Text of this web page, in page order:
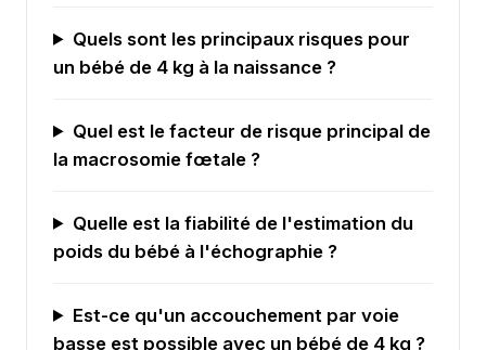
Quels sont les principaux risques pour
un bébé de 4 kg à la naissance ?
Quel est le facteur de risque principal de
la macrosomie fœtale ?
Quelle est la fiabilité de l'estimation du
poids du bébé à l'échographie ?
Est-ce qu'un accouchement par voie
basse est possible avec un bébé de 4 kg ?